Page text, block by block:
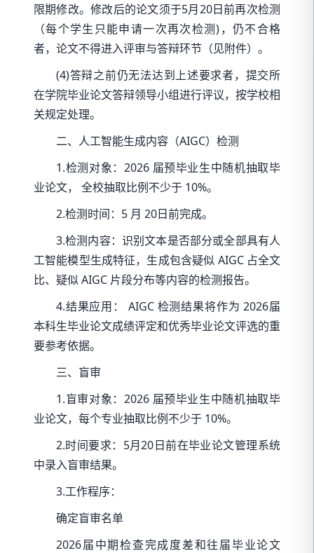
限期修改。修改后的论文须于5月20日前再次检测
（每个学生只能申请一次再次检测)，仍不合格
者，论文不得进入评审与答辩环节（见附件）。
(4)答辩之前仍无法达到上述要求者，提交所
在学院毕业论文答辩领导小组进行评议，按学校相
关规定处理。
二、人工智能生成内容（AIGC）检测
1.检测对象：2026 届预毕业生中随机抽取毕
业论文， 全校抽取比例不少于 10%。
2.检测时间：5 月 20日前完成。
3.检测内容：识别文本是否部分或全部具有人
工智能模型生成特征，生成包含疑似 AIGC 占全文
比、疑似 AIGC 片段分布等内容的检测报告。
4.结果应用： AIGC 检测结果将作为 2026届
本科生毕业论文成绩评定和优秀毕业论文评选的重
要参考依据。
三、盲审
1.盲审对象：2026 届预毕业生中随机抽取毕
业论文，每个专业抽取比例不少于 10%。
2.时间要求：5月20日前在毕业论文管理系统
中录入盲审结果。
3.工作程序：
确定盲审名单
2026届中期检查完成度差和往届毕业论文